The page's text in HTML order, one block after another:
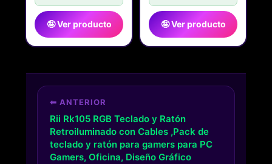
🤪 Ver producto 🤪 Ver producto
⬅ ANTERIOR
Rii Rk105 RGB Teclado y Ratón
Retroiluminado con Cables ,Pack de
teclado y ratón para gamers para PC
Gamers, Oficina, Diseño Gráfico